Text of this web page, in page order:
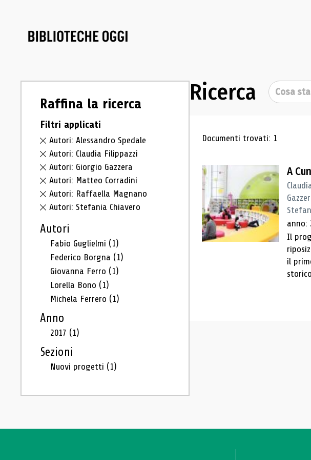
Raffina la ricerca
Filtri applicati
Autori: Alessandro Spedale
Autori: Claudia Filippazzi
Autori: Giorgio Gazzera
Autori: Matteo Corradini
Autori: Raffaella Magnano
Autori: Stefania Chiavero
Autori
Fabio Guglielmi (1)
Federico Borgna (1)
Giovanna Ferro (1)
Lorella Bono (1)
Michela Ferrero (1)
Anno
2017 (1)
Sezioni
Nuovi progetti (1)
Ricerca Cerca
Risultati di
Documenti trovati: 1
A
anno:
Il
il